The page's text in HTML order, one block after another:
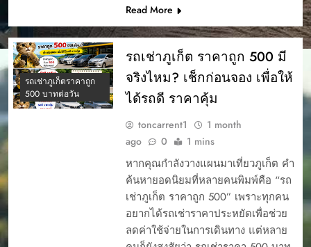
Read More
รถเช่าภูเก็ตราคาถูก
500 บาทต่อวัน
รถเช่าภูเก็ต ราคาถูก 500 มี
จริงไหม? เช็กก่อนจอง เพื่อให้
ได้รถดี ราคาคุ้ม
toncarrent1
1 month
ago
0 1 mins
หากคุณกำลังวางแผนมาเที่ยวภูเก็ต คำ
ค้นหายอดนิยมที่หลายคนพิมพ์คือ “รถ
เช่าภูเก็ต ราคาถูก 500” เพราะทุกคน
อยากได้รถเช่าราคาประหยัดเพื่อช่วย
ลดค่าใช้จ่ายในการเดินทาง แต่หลาย